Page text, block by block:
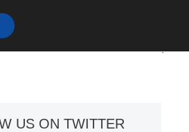
FIERE GALLERIE
US ON TWITTER